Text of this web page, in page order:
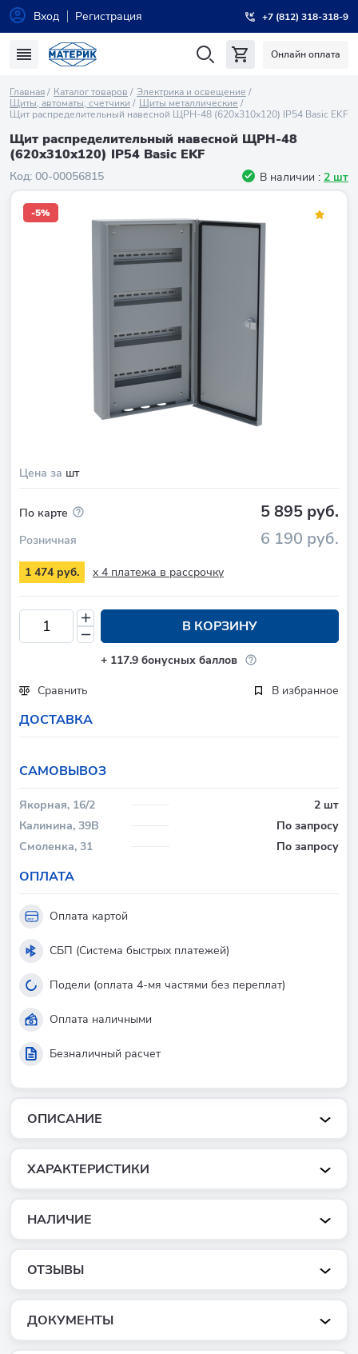
Вход Регистрация +7 (812) 318-318-9
Онлайн оплата
Главная Каталог товаров
Электрика и освещение
Щиты, автоматы, счетчики
Щиты металлические
Щит распределительный навесной ЩРН-48 (620х310х120) IP54 Basic EKF
Щит распределительный навесной ЩРН-48
(620х310х120) IP54 Basic EKF
Код: 00-00056815 В наличии : 2 шт
ОПИСАНИЕ
ХАРАКТЕРИСТИКИ
НАЛИЧИЕ
ОТЗЫВЫ
ДОКУМЕНТЫ
Цена за шт
-5%
По карте 5 895 руб.
Розничная 6 190 руб.
1 474 руб. x 4 платежа в рассрочку
В КОРЗИНУ
+ 117.9 бонусных баллов
Сравнить
В избранное
ДОСТАВКА
CАМОВЫВОЗ
Якорная, 16/2
2 шт
Калинина, 39В
По запросу
Смоленка, 31
По запросу
ОПЛАТА
Оплата картой
СБП (Система быстрых платежей)
Подели (оплата 4-мя частями без переплат)
Оплата наличными
Безналичный расчет